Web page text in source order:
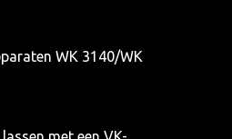
WK 3140/WK